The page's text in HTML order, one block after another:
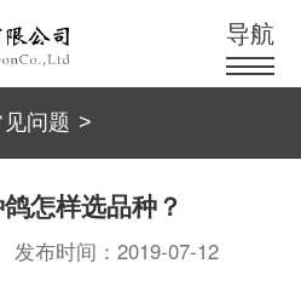
导航
见问题 >
怎样选品种？
发布时间：2019-07-12